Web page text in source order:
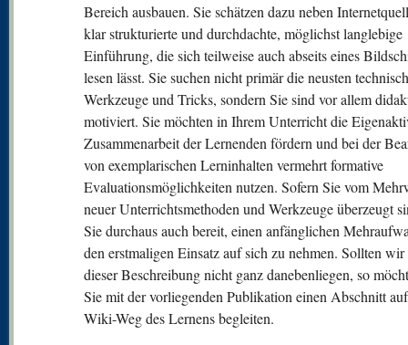
Bereich ausbauen. Sie schätzen dazu neben
klar strukturierte und durchdachte, möglichst langlebige
Einführung, die sich teilweise auch abseits eines
lesen lässt. Sie suchen nicht primär die neusten
Werkzeuge und Tricks, sondern Sie sind vor allem
motiviert. Sie möchten in Ihrem Unterricht die
Zusammenarbeit der Lernenden fördern und bei der
von exemplarischen Lerninhalten vermehrt formative
Evaluationsmöglichkeiten nutzen. Sofern Sie vom
neuer Unterrichtsmethoden und Werkzeuge überzeugt
Sie durchaus auch bereit, einen anfänglichen
den erstmaligen Einsatz auf sich zu nehmen. Sollten
dieser Beschreibung nicht ganz danebenliegen, so
Sie mit der vorliegenden Publikation einen Abschnitt
Wiki-Weg des Lernens begleiten.